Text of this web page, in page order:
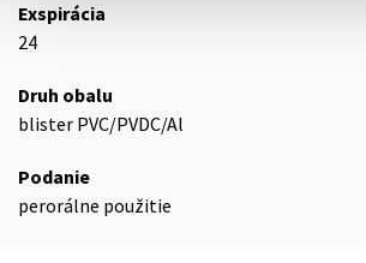
Exspirácia
24
Druh obalu
blister PVC/PVDC/Al
Podanie
perorálne použitie